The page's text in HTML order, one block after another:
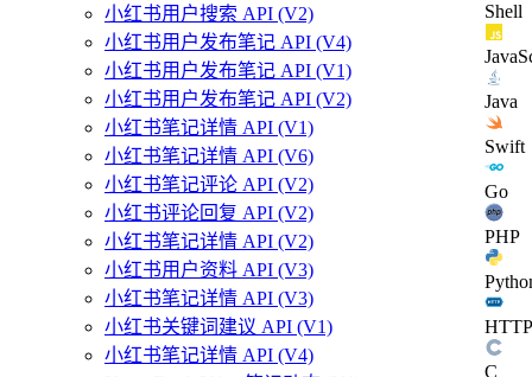
小红书用户搜索 API (V2)
小红书用户发布笔记 API (V4)
小红书用户发布笔记 API (V1)
小红书用户发布笔记 API (V2)
小红书笔记详情 API (V1)
小红书笔记详情 API (V6)
小红书笔记评论 API (V2)
小红书评论回复 API (V2)
小红书笔记详情 API (V2)
小红书用户资料 API (V3)
小红书笔记详情 API (V3)
小红书关键词建议 API (V1)
小红书笔记详情 API (V4)
Shell
Java
Swift
Go
PHP
HTTP
C